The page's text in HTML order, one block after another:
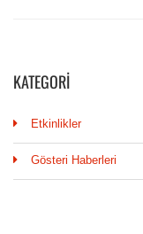
KATEGORI
Etkinlikler
Gösteri Haberleri